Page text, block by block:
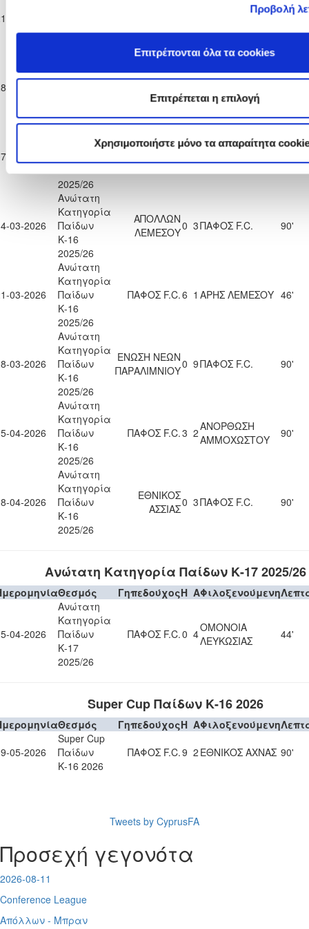
Προβολή
Επιτρέπονται όλα τα cookies
Επιτρέπεται η επιλογή
Χρησιμοποιήστε μόνο τα απαραίτητα
02-2026
Κ-16
90'
02-2026
Κατηγορία
2025/26
03-2026
Ανώτατη
Κατηγορία
Κ-16
2025/26
ΟΛΥΜΠΙΑΚΟΣ
ΛΕΥΚΩΣΙΑΣ
03-2026
Ανώτατη
Κατηγορία
Παίδων
Κ-16
2025/26
ΑΠΟΛΛΩΝ
ΛΕΜΕΣΟΥ0 3ΠΑΦΟΣ F.C. 90'
03-2026
Ανώτατη
Κατηγορία
Παίδων
Κ-16
2025/26
ΠΑΦΟΣ F.C.6 1 ΑΡΗΣ ΛΕΜΕΣΟΥ 46'
03-2026
Ανώτατη
Κατηγορία
Παίδων
Κ-16
2025/26
ΕΝΩΣΗ ΝΕΩΝ
ΠΑΡΑΛΙΜΝΙΟΥ0 9ΠΑΦΟΣ F.C. 90'
04-2026
Ανώτατη
Κατηγορία
Παίδων
Κ-16
2025/26
ΠΑΦΟΣ F.C.3 2ΑΝΟΡΘΩΣΗ
ΑΜΜΟΧΩΣΤΟΥ
90'
04-2026
Ανώτατη
Κατηγορία
Παίδων
Κ-16
2025/26
ΕΘΝΙΚΟΣ
ΑΣΣΙΑΣ0 3ΠΑΦΟΣ F.C. 90'
Ανώτατη Κατηγορία Παίδων Κ-17 2025/26
Θεσμός ΓηπεδούχοςH AΦιλοξενούμενη
04-2026
Ανώτατη
Κατηγορία
Παίδων
Κ-17
2025/26
ΠΑΦΟΣ F.C.0 4ΟΜΟΝΟΙΑ
ΛΕΥΚΩΣΙΑΣ
44'
Super Cup Παίδων Κ-16 2026
Θεσμός ΓηπεδούχοςH AΦιλοξενούμενη
05-2026
Super Cup
Παίδων
Κ-16 2026
ΠΑΦΟΣ F.C.9 2 ΕΘΝΙΚΟΣ ΑΧΝΑΣ 90'
Tweets by CyprusFA
Προσεχή γεγονότα
2026-08-11
Conference League
Απόλλων - Μπραν